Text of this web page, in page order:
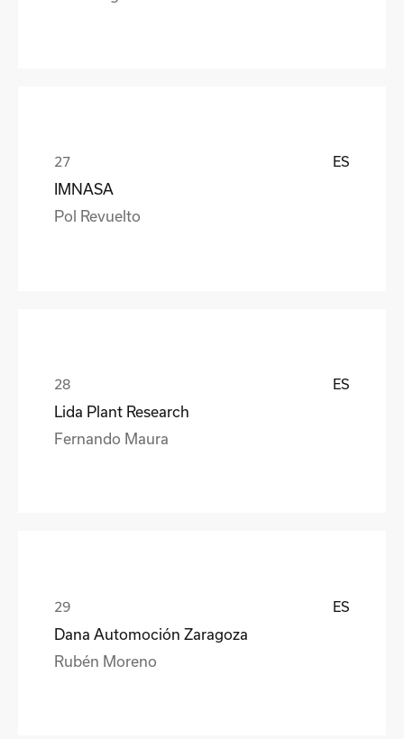
ES
IMNASA
Pol Revuelto
ES
Lida Plant Research
Fernando Maura
ES
Dana Automoción Zaragoza
Rubén Moreno